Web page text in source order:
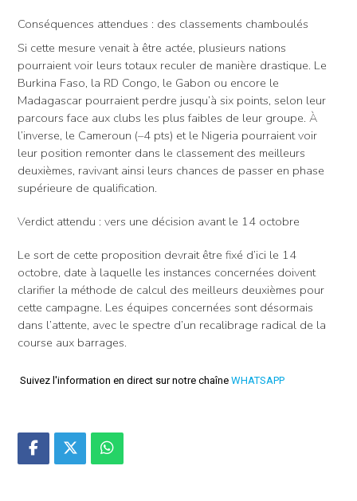
Conséquences attendues : des classements chamboulés
Si cette mesure venait à être actée, plusieurs nations
pourraient voir leurs totaux reculer de manière drastique. Le
Burkina Faso, la RD Congo, le Gabon ou encore le
Madagascar pourraient perdre jusqu’à six points, selon leur
parcours face aux clubs les plus faibles de leur groupe. À
l’inverse, le Cameroun (–4 pts) et le Nigeria pourraient voir
leur position remonter dans le classement des meilleurs
deuxièmes, ravivant ainsi leurs chances de passer en phase
supérieure de qualification.
Verdict attendu : vers une décision avant le 14 octobre
Le sort de cette proposition devrait être fixé d’ici le 14
octobre, date à laquelle les instances concernées doivent
clarifier la méthode de calcul des meilleurs deuxièmes pour
cette campagne. Les équipes concernées sont désormais
dans l’attente, avec le spectre d’un recalibrage radical de la
course aux barrages.
Suivez l'information en direct sur notre chaîne WHATSAPP